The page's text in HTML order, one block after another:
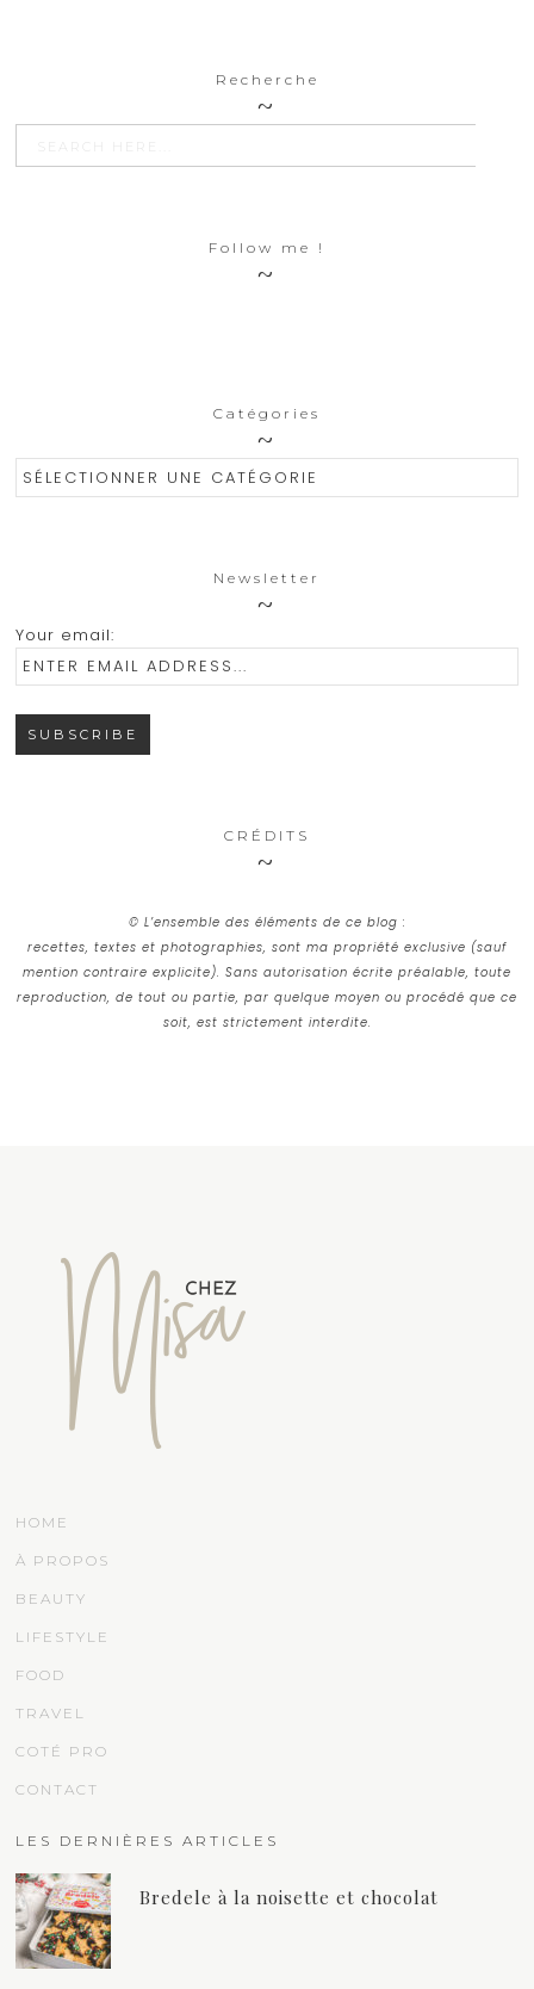
Recherche
Search SEARCH
Follow me !
Catégories
Catégories
Newsletter
Your email:
CRÉDITS
© L’ensemble des éléments de ce blog :
recettes, textes et photographies, sont ma propriété exclusive (sauf
mention contraire explicite). Sans autorisation écrite préalable, toute
reproduction, de tout ou partie, par quelque moyen ou procédé que ce
soit, est strictement interdite.
HOME
À PROPOS
BEAUTY
LIFESTYLE
FOOD
TRAVEL
COTÉ PRO
CONTACT
LES DERNIÈRES ARTICLES
Bredele à la noisette et chocolat